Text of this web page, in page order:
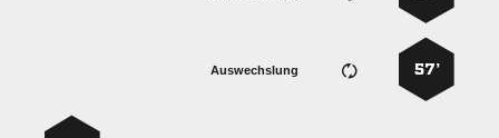
57’
Auswechslung